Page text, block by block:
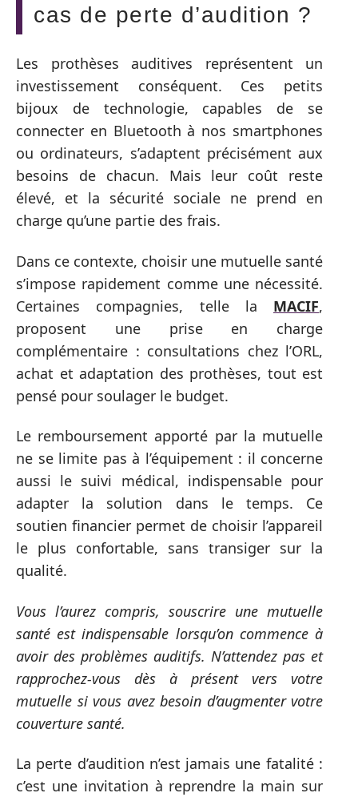
cas de perte d’audition ?
Les prothèses auditives représentent un
investissement conséquent. Ces petits
bijoux de technologie, capables de se
connecter en Bluetooth à nos smartphones
ou ordinateurs, s’adaptent précisément aux
besoins de chacun. Mais leur coût reste
élevé, et la sécurité sociale ne prend en
charge qu’une partie des frais.
Dans ce contexte, choisir une mutuelle santé
s’impose rapidement comme une nécessité.
Certaines compagnies, telle la MACIF,
proposent une prise en charge
complémentaire : consultations chez l’ORL,
achat et adaptation des prothèses, tout est
pensé pour soulager le budget.
Le remboursement apporté par la mutuelle
ne se limite pas à l’équipement : il concerne
aussi le suivi médical, indispensable pour
adapter la solution dans le temps. Ce
soutien financier permet de choisir l’appareil
le plus confortable, sans transiger sur la
qualité.
Vous l’aurez compris, souscrire une mutuelle
santé est indispensable lorsqu’on commence à
avoir des problèmes auditifs. N’attendez pas et
rapprochez-vous dès à présent vers votre
mutuelle si vous avez besoin d’augmenter votre
couverture santé.
La perte d’audition n’est jamais une fatalité :
c’est une invitation à reprendre la main sur